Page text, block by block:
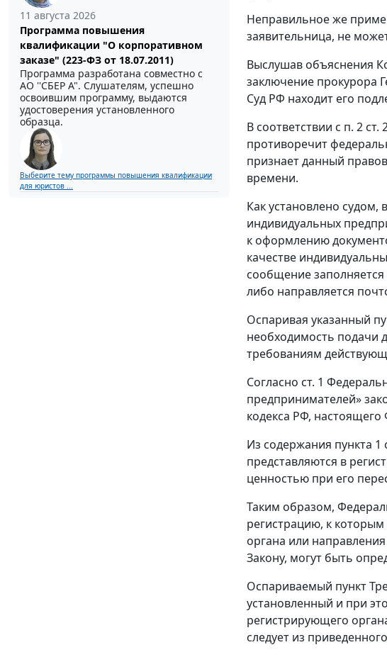
11 августа 2026
Программа повышения
квалификации "О корпоративном
заказе" (223-ФЗ от 18.07.2011)
Программа разработана совместно с
АО ''СБЕР А". Слушателям, успешно
освоившим программу, выдаются
удостоверения установленного
образца.
Выберите тему программы повышения квалификации
для юристов ...
Неправильное же
заявительница, не
Выслушав объяснения
заключение прокурора
Суд РФ находит его
В соответствии с п. 2
противоречит
признает данный
времени.
Как установлено
индивидуальных
к оформлению
качестве
сообщение
либо направляется
Оспаривая указанный
необходимость подачи
требованиям
Согласно ст. 1
предпринимателей»
кодекса РФ,
Из содержания пункта 1
представляются в
ценностью при его
Таким образом,
регистрацию, к
органа или
Закону, могут быть
Оспариваемый пункт
установленный и при
регистрирующего
следует из